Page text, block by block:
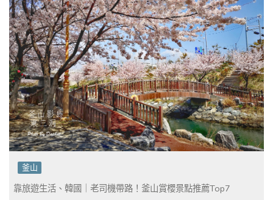
釜山
靠旅遊生活、韓國｜老司機帶路！釜山賞櫻景點推薦Top7